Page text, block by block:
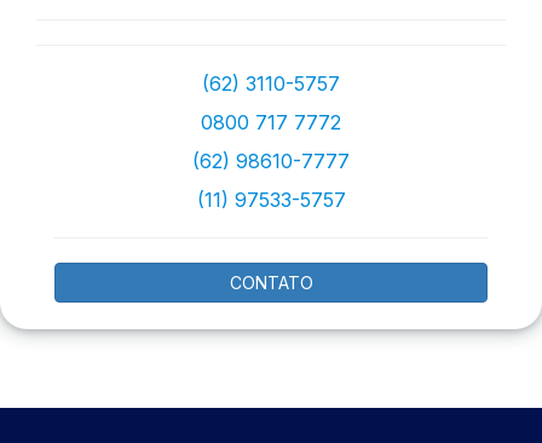
(62) 3110-5757
0800 717 7772
(62) 98610-7777
(11) 97533-5757
CONTATO